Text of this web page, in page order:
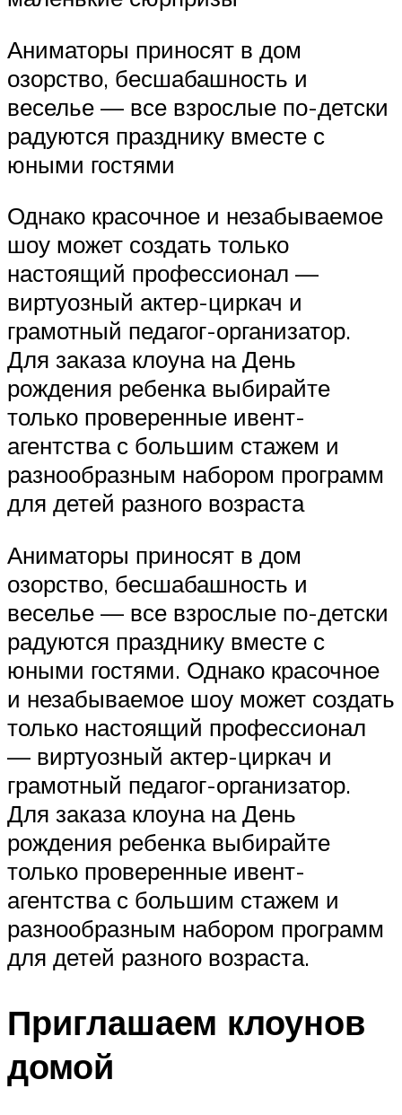
Аниматоры приносят в дом
озорство, бесшабашность и
веселье — все взрослые по-детски
радуются празднику вместе с
юными гостями
Однако красочное и незабываемое
шоу может создать только
настоящий профессионал —
виртуозный актер-циркач и
грамотный педагог-организатор.
Для заказа клоуна на День
рождения ребенка выбирайте
только проверенные ивент-
агентства с большим стажем и
разнообразным набором программ
для детей разного возраста
Аниматоры приносят в дом
озорство, бесшабашность и
веселье — все взрослые по-детски
радуются празднику вместе с
юными гостями. Однако красочное
и незабываемое шоу может создать
только настоящий профессионал
— виртуозный актер-циркач и
грамотный педагог-организатор.
Для заказа клоуна на День
рождения ребенка выбирайте
только проверенные ивент-
агентства с большим стажем и
разнообразным набором программ
для детей разного возраста.
Приглашаем клоунов
домой